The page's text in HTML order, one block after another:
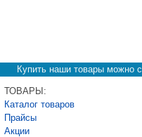
Купить наши товары можно
ТОВАРЫ:
Каталог товаров
Прайсы
Акции